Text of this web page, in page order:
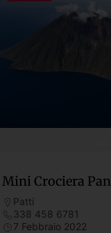
Mini Crociera
Patti
338 458 6781
7 Febbraio 2022